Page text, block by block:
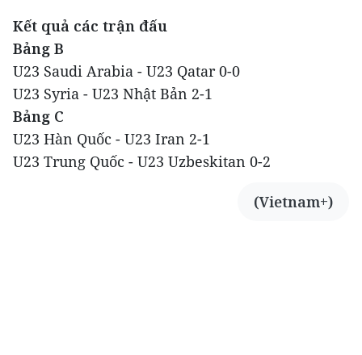
Kết quả các trận đấu
Bảng B
U23 Saudi Arabia - U23 Qatar 0-0
U23 Syria - U23 Nhật Bản 2-1
Bảng C
U23 Hàn Quốc - U23 Iran 2-1
U23 Trung Quốc - U23 Uzbeskitan 0-2
(Vietnam+)